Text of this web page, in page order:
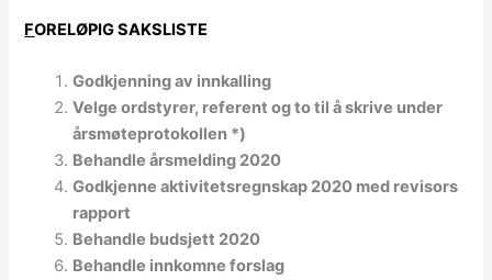
FORELØPIG SAKSLISTE
Godkjenning av innkalling
Velge ordstyrer, referent og to til å skrive under
årsmøteprotokollen *)
Behandle årsmelding 2020
Godkjenne aktivitetsregnskap 2020 med revisors
rapport
Behandle budsjett 2020
Behandle innkomne forslag